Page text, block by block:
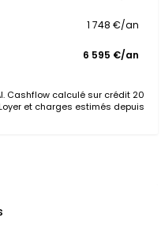
1 748 €/an
6 595 €/an
Cashflow calculé sur crédit 20
et charges estimés depuis